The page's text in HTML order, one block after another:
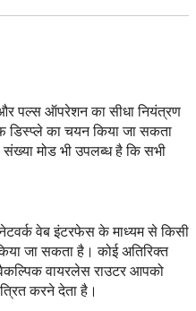
पल्स ऑपरेशन का सीधा नियंत्रण
डिस्प्ले का चयन किया जा सकता
मोड भी उपलब्ध है कि सभी
वेब इंटरफेस के माध्यम से किसी
जा सकता है। कोई अतिरिक्त
वायरलेस राउटर आपको
करने देता है।